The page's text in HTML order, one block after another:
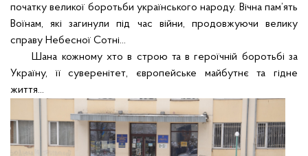
початку великої боротьби українського народу. Вічна пам’ять
Воїнам, які загинули під час війни, продовжуючи велику
справу Небесної Сотні...
Шана кожному хто в строю та в героїчній боротьбі за
Україну, її суверенітет, європейське майбутнє та гідне
життя...